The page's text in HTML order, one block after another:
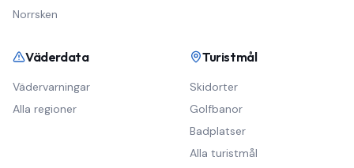
Norrsken
Väderdata
Vädervarningar
Alla regioner
Turistmål
Skidorter
Golfbanor
Badplatser
Alla turistmål